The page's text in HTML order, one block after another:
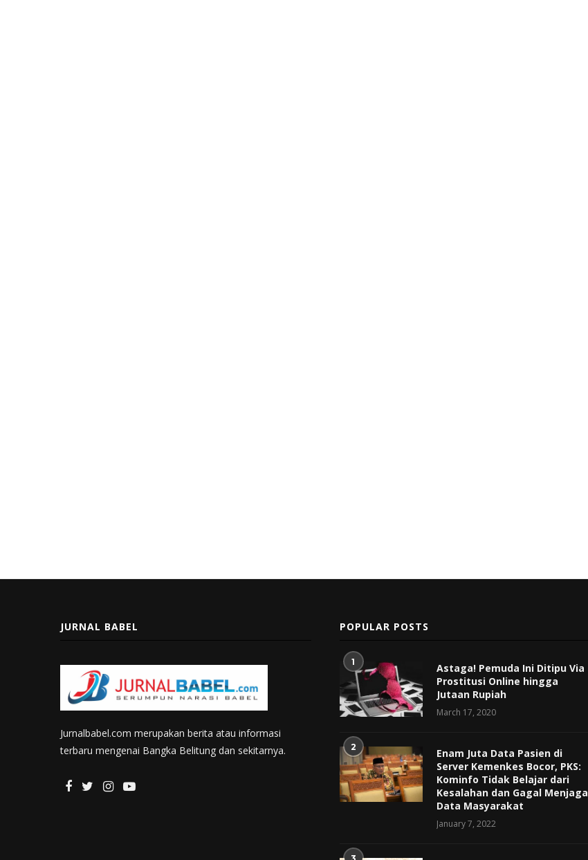
JURNAL BABEL
Jurnalbabel.com merupakan berita atau informasi
terbaru mengenai Bangka Belitung dan sekitarnya.
POPULAR POSTS
1
Astaga! Pemuda Ini Ditipu Via
Prostitusi Online hingga
Jutaan Rupiah
March 17, 2020
2
Enam Juta Data Pasien di
Server Kemenkes Bocor, PKS:
Kominfo Tidak Belajar dari
Kesalahan dan Gagal Menjaga
Data Masyarakat
January 7, 2022